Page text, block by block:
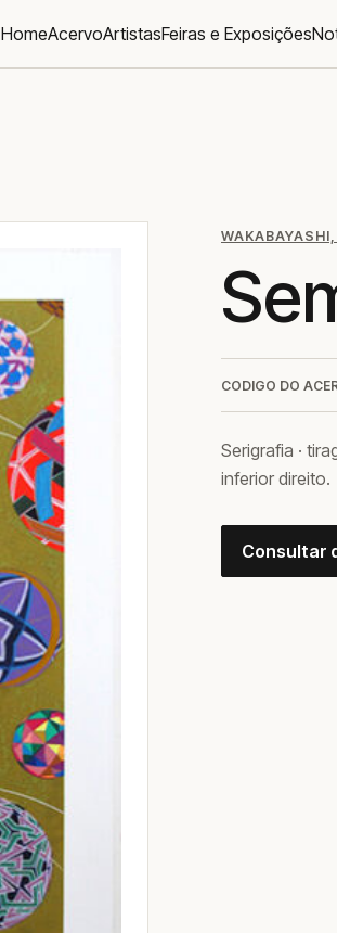
HomeAcervoArtistasFeiras e Exposições
CODIGO DO
Serigrafia ·
inferior direito.
Consultar